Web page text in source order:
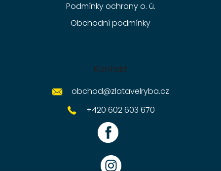
Podmínky ochrany o. ú.
Obchodní podmínky
Kontakt
obchod@zlatavelryba.cz
+420 602 603 670